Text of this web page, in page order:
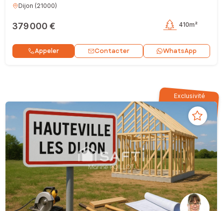
Dijon (21000)
379 000 € 410m²
Appeler Contacter WhatsApp
Exclusivité